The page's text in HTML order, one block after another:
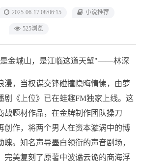
2025-06-17 08:06:15 小说推荐
525浏览
金城山，是江临这道天堑"——林深
漫，当权谋交锋碰撞隐晦情愫，由萝
剧《上位》已在蛙趣FM独家上线。这
战题材作品，在金牌制作团队操刀
创作，将两个男人在资本漩涡中的博
。知名声导墨白领衔的声音剧场，
完美复刻了原著中波谲云诡的商海浮